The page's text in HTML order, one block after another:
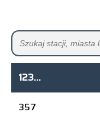
123...
357